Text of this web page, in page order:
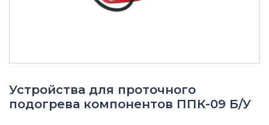
Устройства для проточного
подогрева компонентов ППК-09 Б/У